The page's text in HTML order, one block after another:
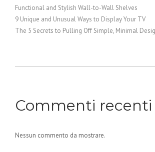
Functional and Stylish Wall-to-Wall Shelves
9 Unique and Unusual Ways to Display Your TV
The 5 Secrets to Pulling Off Simple, Minimal
Commenti recenti
Nessun commento da mostrare.